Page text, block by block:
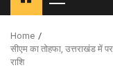
Primary
Menu
Home
सीएम का तोहफा, उत्तराखंड में
राशि